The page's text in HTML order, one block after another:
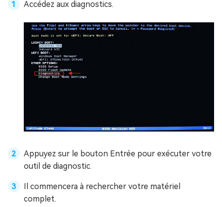
Accédez aux diagnostics.
Appuyez sur le bouton Entrée pour exécuter votre
outil de diagnostic.
Il commencera à rechercher votre matériel
complet.